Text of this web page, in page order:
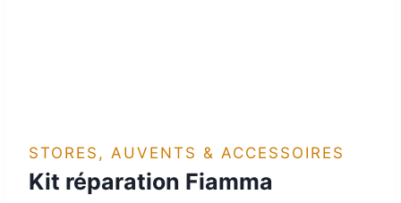
STORES, AUVENTS & ACCESSOIRES
Kit réparation Fiamma